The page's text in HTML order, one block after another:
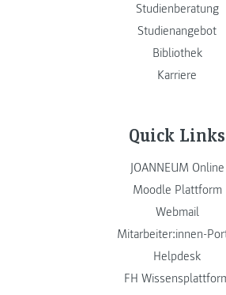
Studienberatung
Studienangebot
Bibliothek
Karriere
Quick Links
JOANNEUM Online
Moodle Plattform
Webmail
Mitarbeiter:innen-
Helpdesk
FH